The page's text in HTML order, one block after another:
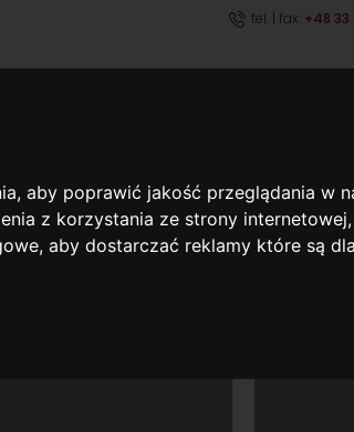
aby poprawić jakość przeglądania w
z korzystania ze strony internetowej
,aby dostarczać reklamy które są
tel. | fax: +48
CEILING POLYSTYRENE MOULDING CEILING